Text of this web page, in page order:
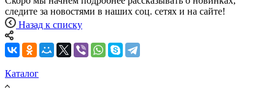
следите за новостями в наших соц. сетях и на сайте!
Назад к списку
Каталог